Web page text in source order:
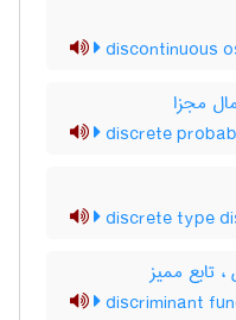
discontinuous
مجزا
discrete
discrete type
تابع ممیز
discriminant